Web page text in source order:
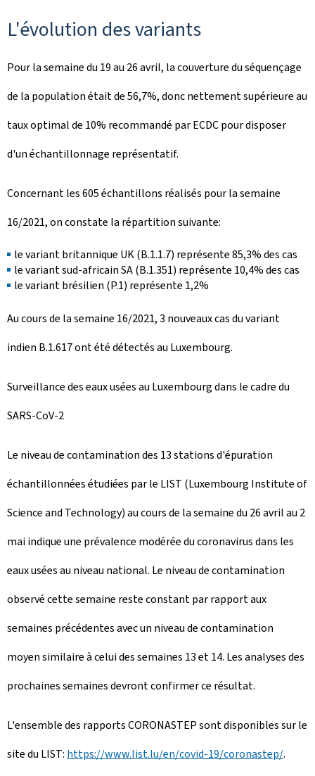
L'évolution des variants
Pour la semaine du 19 au 26 avril, la couverture du séquençage
de la population était de 56,7%, donc nettement supérieure au
taux optimal de 10% recommandé par ECDC pour disposer
d'un échantillonnage représentatif.
Concernant les 605 échantillons réalisés pour la semaine
16/2021, on constate la répartition suivante:
le variant britannique UK (B.1.1.7) représente 85,3% des cas
le variant sud-africain SA (B.1.351) représente 10,4% des cas
le variant brésilien (P.1) représente 1,2%
Au cours de la semaine 16/2021, 3 nouveaux cas du variant
indien B.1.617 ont été détectés au Luxembourg.
Surveillance des eaux usées au Luxembourg dans le cadre du
SARS-CoV-2
Le niveau de contamination des 13 stations d'épuration
échantillonnées étudiées par le LIST (Luxembourg Institute of
Science and Technology) au cours de la semaine du 26 avril au 2
mai indique une prévalence modérée du coronavirus dans les
eaux usées au niveau national. Le niveau de contamination
observé cette semaine reste constant par rapport aux
semaines précédentes avec un niveau de contamination
moyen similaire à celui des semaines 13 et 14. Les analyses des
prochaines semaines devront confirmer ce résultat.
L'ensemble des rapports CORONASTEP sont disponibles sur le
site du LIST: https://www.list.lu/en/covid-19/coronastep/.